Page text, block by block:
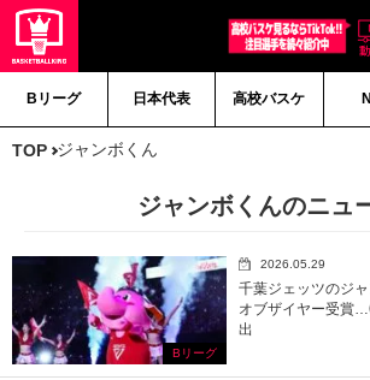
Bリーグ 日本代表 高校バスケ
TOP ジャンボくん
ジャンボくんのニュ
Bリーグ
2026.05.29
千葉ジェッツのジ
オブザイヤー受賞
出